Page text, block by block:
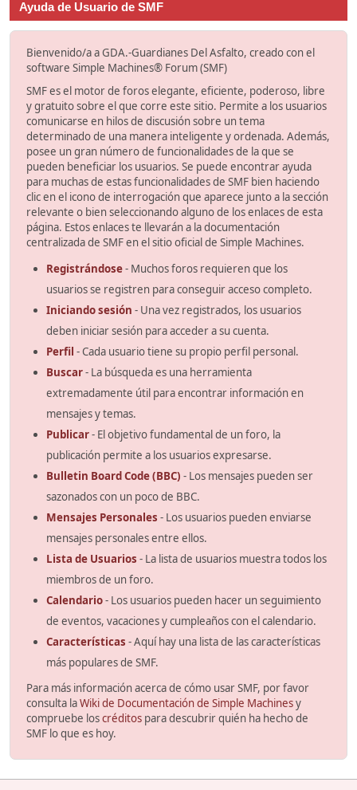
Ayuda de Usuario de SMF
Bienvenido/a a GDA.-Guardianes Del Asfalto, creado con el
software Simple Machines® Forum (SMF)
SMF es el motor de foros elegante, eficiente, poderoso, libre
y gratuito sobre el que corre este sitio. Permite a los usuarios
comunicarse en hilos de discusión sobre un tema
determinado de una manera inteligente y ordenada. Además,
posee un gran número de funcionalidades de la que se
pueden beneficiar los usuarios. Se puede encontrar ayuda
para muchas de estas funcionalidades de SMF bien haciendo
clic en el icono de interrogación que aparece junto a la sección
relevante o bien seleccionando alguno de los enlaces de esta
página. Estos enlaces te llevarán a la documentación
centralizada de SMF en el sitio oficial de Simple Machines.
Registrándose- Muchos foros requieren que los
usuarios se registren para conseguir acceso completo.
Iniciando sesión - Una vez registrados, los usuarios
deben iniciar sesión para acceder a su cuenta.
Perfil - Cada usuario tiene su propio perfil personal.
Buscar- La búsqueda es una herramienta
extremadamente útil para encontrar información en
mensajes y temas.
Publicar- El objetivo fundamental de un foro, la
publicación permite a los usuarios expresarse.
Bulletin Board Code (BBC) - Los mensajes pueden ser
sazonados con un poco de BBC.
Mensajes Personales - Los usuarios pueden enviarse
mensajes personales entre ellos.
Lista de Usuarios - La lista de usuarios muestra todos los
miembros de un foro.
Calendario- Los usuarios pueden hacer un seguimiento
de eventos, vacaciones y cumpleaños con el calendario.
Características - Aquí hay una lista de las características
más populares de SMF.
Para más información acerca de cómo usar SMF, por favor
consulta laWiki de Documentación de Simple Machinesy
compruebe loscréditos para descubrir quién ha hecho de
SMF lo que es hoy.